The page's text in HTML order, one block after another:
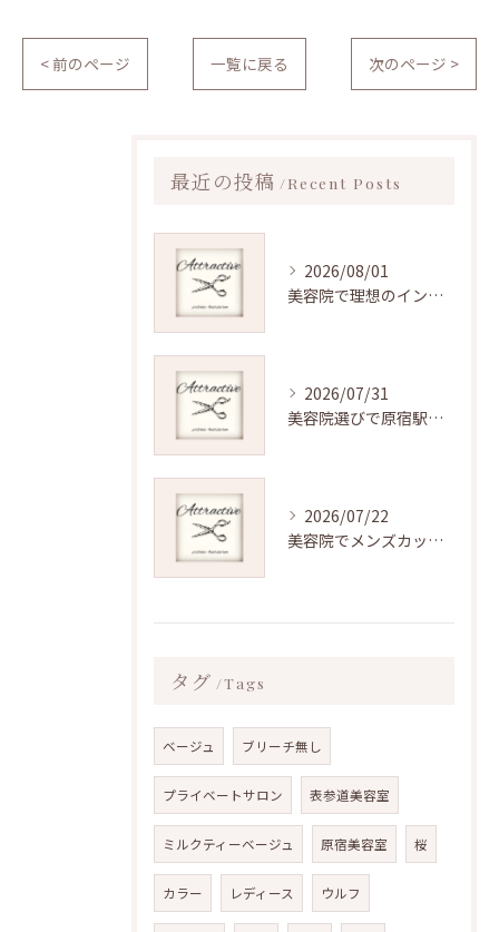
< 前のページ 一覧に戻る 次のページ >
最近の投稿 Recent Posts
2026/08/01
美容院で理想のインナーカラーを原宿駅近で叶える最新トレンド解説
2026/07/31
美容院選びで原宿駅周辺の夏ヘアーを理想通りに叶えるコツと40代にも似合うスタイル提案
2026/07/22
美容院でメンズカットをJR山手線沿いで快適に頼むための料金相場と安心ポイント
タグ Tags
ベージュ ブリーチ無し
プライベートサロン 表参道美容室
ミルクティーベージュ 原宿美容室 桜
カラー レディース ウルフ